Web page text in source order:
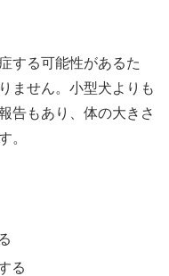
する可能性があるた
ません。小型犬よりも
告もあり、体の大きさ
。
る